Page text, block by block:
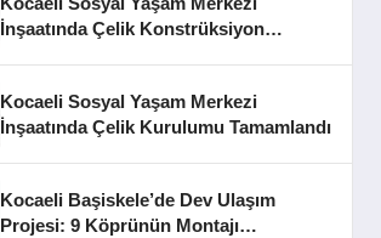
İnşaatında Çelik Konstrüksiyon
Kocaeli Sosyal Yaşam Merkezi
İnşaatında Çelik Kurulumu Tamamlandı
Kocaeli Başiskele’de Dev Ulaşım
Projesi: 9 Köprünün Montajı